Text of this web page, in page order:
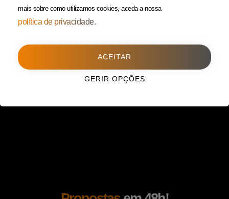
Porto (Filial)
1588, 2º, sala 304
225 432 051
mais sobre como utilizamos cookies, aceda a nossa
política de privacidade.
ACEITAR
GERIR OPÇÕES